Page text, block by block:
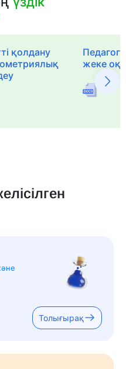
қолдану
жеке
Толығырақ